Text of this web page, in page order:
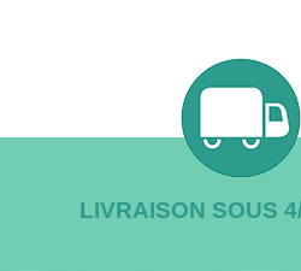
LIVRAISON SOUS